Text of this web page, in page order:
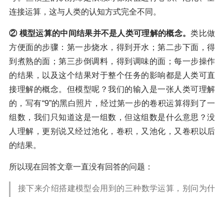
连接运算，这与人类的认知方式完全不同。
② 模型运算的中间结果并不是人类可理解的概念。类比做
方便面的步骤：第一步烧水，得到开水；第二步下面，得
到煮熟的面；第三步倒调料，得到调味的面；每一步操作
的结果，以及这个结果对于整个任务的影响都是人类可直
接理解的概念。但模型呢？我们的输入是一张人类可理解
的，写有“9”的黑白照片，经过第一步的卷积运算得到了一
组数，我们只知道这是一组数，但这组数是什么意思？没
人理解，更别说又经过池化，卷积，又池化，又卷积以后
的结果。
所以现在回答文章一直没有回答的问题：
接下来介绍搭建模型会用到的三种数学运算，别问为什